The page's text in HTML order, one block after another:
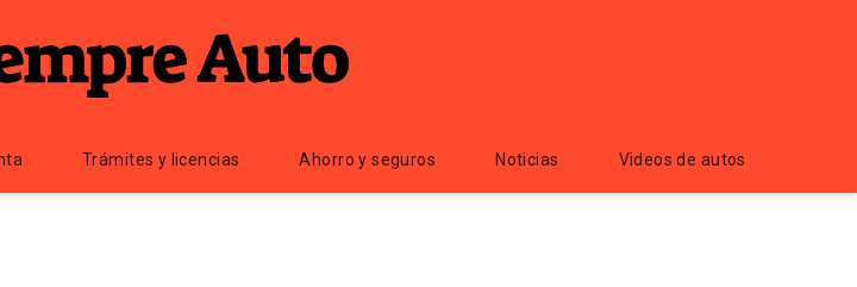
Trámites y licencias Ahorro y seguros Noticias Videos de autos